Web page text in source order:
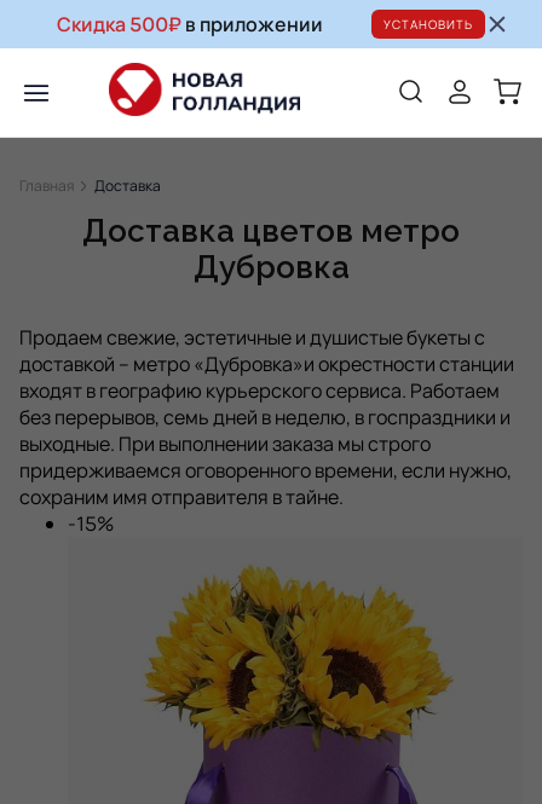
Скидка 500₽в приложении УСТАНОВИТЬ
Главная Доставка
Доставка цветов метро
Дубровка
Продаем свежие, эстетичные и душистые букеты с
доставкой – метро «Дубровка»и окрестности станции
входят в географию курьерского сервиса. Работаем
без перерывов, семь дней в неделю, в госпраздники и
выходные. При выполнении заказа мы строго
придерживаемся оговоренного времени, если нужно,
сохраним имя отправителя в тайне.
-15%